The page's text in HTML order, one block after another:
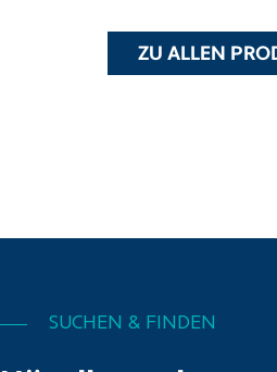
ZU ALLEN
SUCHEN & FINDEN